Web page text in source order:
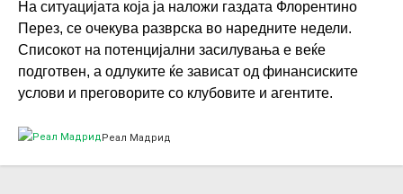
На ситуацијата која ја наложи газдата Флорентино
Перез, се очекува разврска во наредните недели.
Списокот на потенцијални засилувања е веќе
подготвен, а одлуките ќе зависат од финансиските
услови и преговорите со клубовите и агентите.
Реал Мадрид